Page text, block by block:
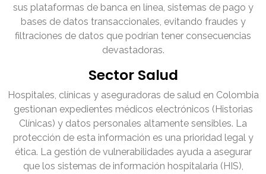
sus plataformas de banca en línea, sistemas de pago y
bases de datos transaccionales, evitando fraudes y
filtraciones de datos que podrían tener consecuencias
devastadoras.
Sector Salud
Hospitales, clínicas y aseguradoras de salud en Colombia
gestionan expedientes médicos electrónicos (Historias
Clínicas) y datos personales altamente sensibles. La
protección de esta información es una prioridad legal y
ética. La gestión de vulnerabilidades ayuda a asegurar
que los sistemas de información hospitalaria (HIS),